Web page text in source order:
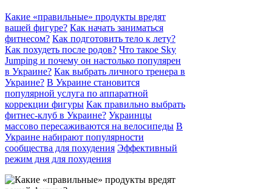
Какие «правильные» продукты вредят
вашей фигуре? Как начать заниматься
фитнесом? Как подготовить тело к лету?
Как похудеть после родов? Что такое Sky
Jumping и почему он настолько популярен
в Украине? Как выбрать личного тренера в
Украине? В Украине становится
популярной услуга по аппаратной
коррекции фигуры Как правильно выбрать
фитнес-клуб в Украине? Украинцы
массово пересаживаются на велосипеды В
Украине набирают популярности
сообщества для похудения Эффективный
режим дня для похудения